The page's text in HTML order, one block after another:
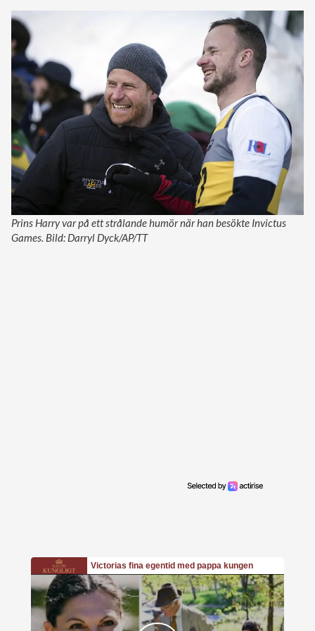
Prins Harry var på ett strålande humör när han besökte Invictus
Games. Bild: Darryl Dyck/AP/TT